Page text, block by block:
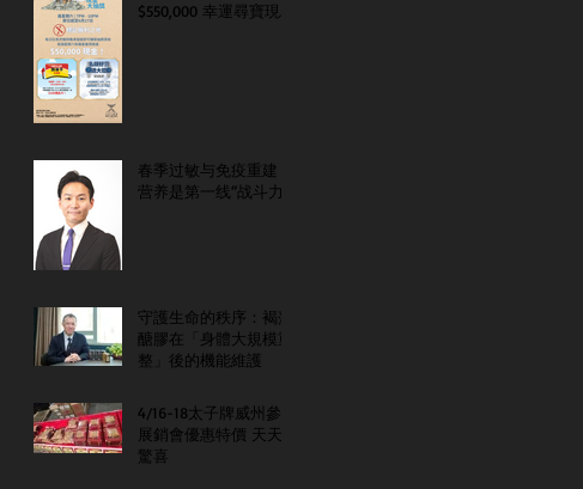
$550,000 幸運尋寶現金
春季过敏与免疫重建：
营养是第一线“战斗力”
守護生命的秩序：褐藻
醣膠在「身體大規模重
整」後的機能維護
4/16-18太子牌威州參
展銷會優惠特價 天天
驚喜